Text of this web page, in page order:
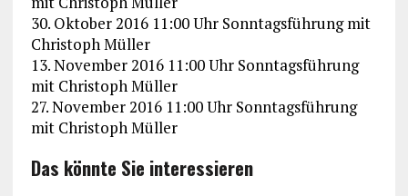
30. Oktober 2016 11:00 Uhr Sonntagsführung mit
Christoph Müller
13. November 2016 11:00 Uhr Sonntagsführung
mit Christoph Müller
27. November 2016 11:00 Uhr Sonntagsführung
mit Christoph Müller
Das könnte Sie interessieren